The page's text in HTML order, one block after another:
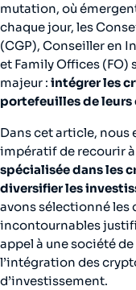
mutation, où
chaque jour, les
(CGP), Conseiller en
et Family Offices
majeur : intégrer les
portefeuilles de leurs
Dans cet article,
impératif de recourir à
spécialisée dans les
diversifier les
avons sélectionné les
incontournables
appel à une société
l’intégration des
d’investissement.